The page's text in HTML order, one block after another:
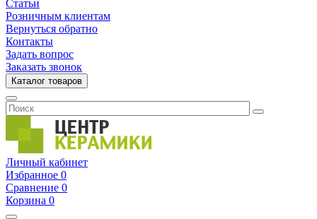
Статьи
Розничным клиентам
Вернуться обратно
Контакты
Задать вопрос
Заказать звонок
Каталог товаров
Личный кабинет
Избранное 0
Сравнение 0
Корзина 0